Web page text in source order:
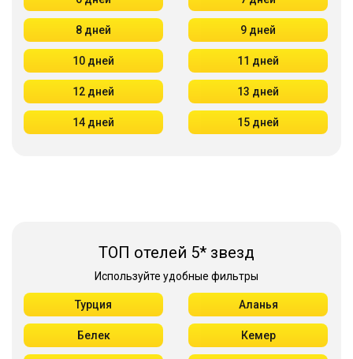
8 дней 9 дней
10 дней 11 дней
12 дней 13 дней
14 дней 15 дней
ТОП отелей 5* звезд
Используйте удобные фильтры
Турция Аланья
Белек Кемер